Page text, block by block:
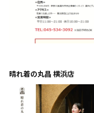
晴れ着の丸昌 横浜店